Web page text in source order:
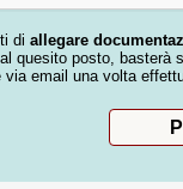
di allegare
quesito posto, basterà
email una volta